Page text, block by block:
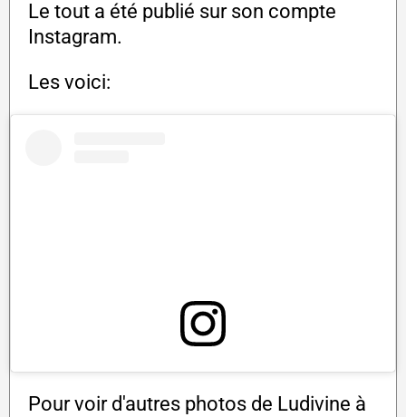
Le tout a été publié sur son compte
Instagram.
Les voici:
Pour voir d'autres photos de Ludivine à